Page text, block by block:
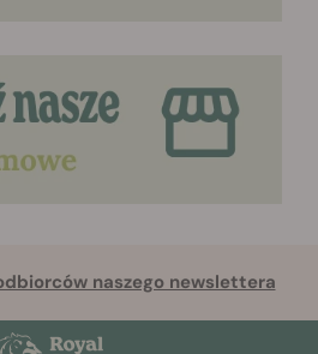
naszego newslettera